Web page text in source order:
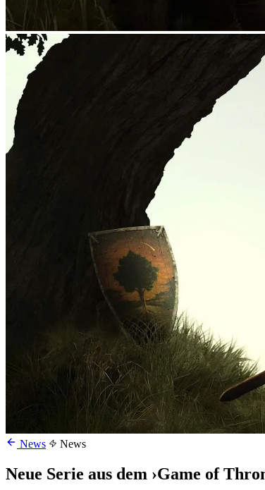
News News
Neue Serie aus dem ›Game of